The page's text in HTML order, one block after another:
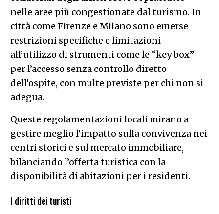
nelle aree più congestionate dal turismo. In
città come Firenze e Milano sono emerse
restrizioni specifiche e limitazioni
all’utilizzo di strumenti come le “key box”
per l’accesso senza controllo diretto
dell’ospite, con multe previste per chi non si
adegua.
Queste regolamentazioni locali mirano a
gestire meglio l’impatto sulla convivenza nei
centri storici e sul mercato immobiliare,
bilanciando l’offerta turistica con la
disponibilità di abitazioni per i residenti.
I diritti dei turisti